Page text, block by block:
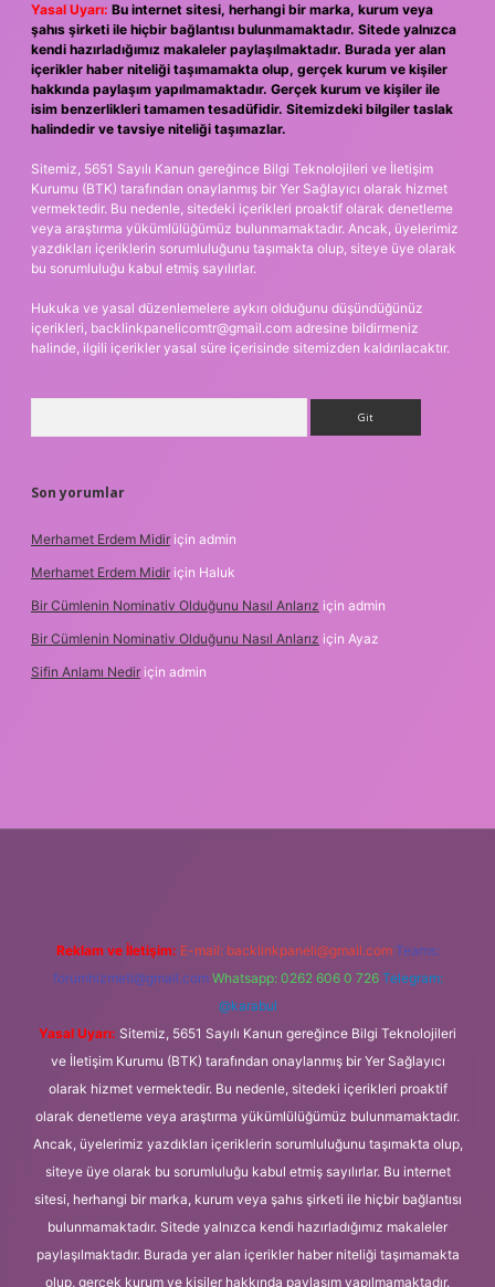
Yasal Uyarı: Bu internet sitesi, herhangi bir marka, kurum veya
şahıs şirketi ile hiçbir bağlantısı bulunmamaktadır. Sitede yalnızca
kendi hazırladığımız makaleler paylaşılmaktadır. Burada yer alan
içerikler haber niteliği taşımamakta olup, gerçek kurum ve kişiler
hakkında paylaşım yapılmamaktadır. Gerçek kurum ve kişiler ile
isim benzerlikleri tamamen tesadüfidir. Sitemizdeki bilgiler taslak
halindedir ve tavsiye niteliği taşımazlar.
Sitemiz, 5651 Sayılı Kanun gereğince Bilgi Teknolojileri ve İletişim
Kurumu (BTK) tarafından onaylanmış bir Yer Sağlayıcı olarak hizmet
vermektedir. Bu nedenle, sitedeki içerikleri proaktif olarak denetleme
veya araştırma yükümlülüğümüz bulunmamaktadır. Ancak, üyelerimiz
yazdıkları içeriklerin sorumluluğunu taşımakta olup, siteye üye olarak
bu sorumluluğu kabul etmiş sayılırlar.
Hukuka ve yasal düzenlemelere aykırı olduğunu düşündüğünüz
içerikleri, backlinkpanelicomtr@gmail.com adresine bildirmeniz
halinde, ilgili içerikler yasal süre içerisinde sitemizden kaldırılacaktır.
Son yorumlar
Merhamet Erdem Midir için admin
Merhamet Erdem Midir için Haluk
Bir Cümlenin Nominativ Olduğunu Nasıl Anlarız için admin
Bir Cümlenin Nominativ Olduğunu Nasıl Anlarız için Ayaz
Sifin Anlamı Nedir için admin
Reklam ve İletişim: E-mail: backlinkpaneli@gmail.com Teams:
forumhizmeti@gmail.com Whatsapp: 0262 606 0 726 Telegram:
@karabul
Yasal Uyarı: Sitemiz, 5651 Sayılı Kanun gereğince Bilgi Teknolojileri
ve İletişim Kurumu (BTK) tarafından onaylanmış bir Yer Sağlayıcı
olarak hizmet vermektedir. Bu nedenle, sitedeki içerikleri proaktif
olarak denetleme veya araştırma yükümlülüğümüz bulunmamaktadır.
Ancak, üyelerimiz yazdıkları içeriklerin sorumluluğunu taşımakta olup,
siteye üye olarak bu sorumluluğu kabul etmiş sayılırlar. Bu internet
sitesi, herhangi bir marka, kurum veya şahıs şirketi ile hiçbir bağlantısı
bulunmamaktadır. Sitede yalnızca kendi hazırladığımız makaleler
paylaşılmaktadır. Burada yer alan içerikler haber niteliği taşımamakta
olup, gerçek kurum ve kişiler hakkında paylaşım yapılmamaktadır.